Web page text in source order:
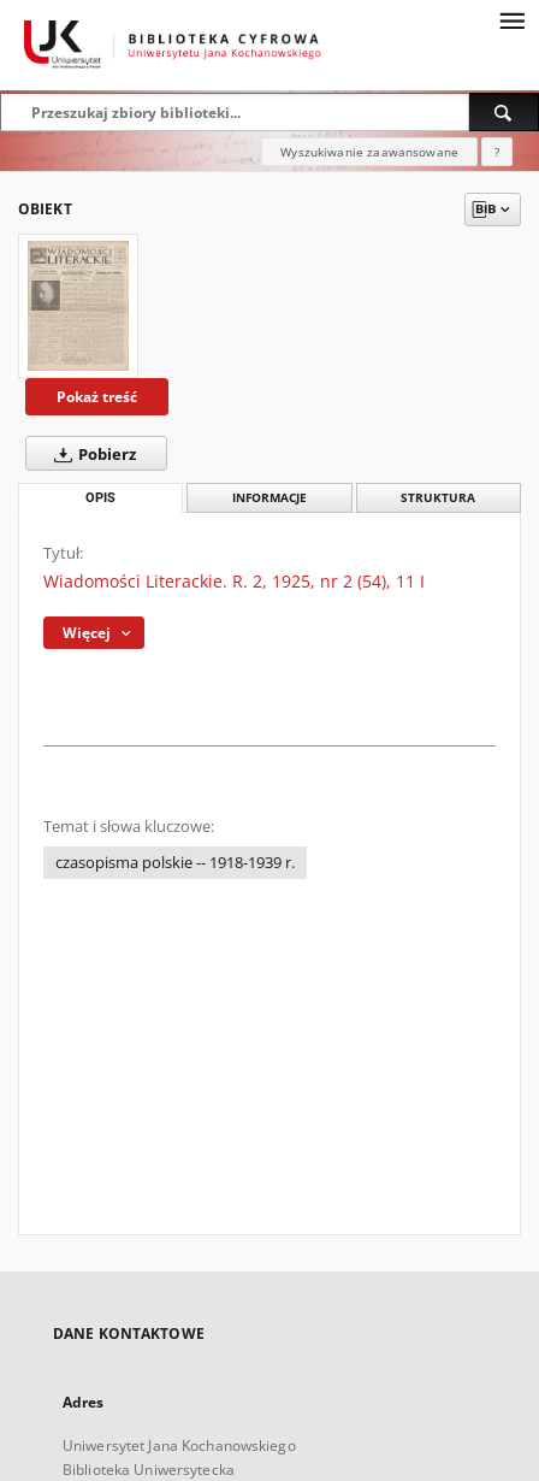
Wyszukiwanie zaawansowane ?
OBIEKT
Pokaż treść
Pobierz
OPIS INFORMACJE STRUKTURA
Tytuł:
Wiadomości Literackie. R. 2, 1925, nr 2 (54), 11 I
Więcej
Temat i słowa kluczowe:
czasopisma polskie -- 1918-1939 r.
DANE KONTAKTOWE
Adres
Uniwersytet Jana Kochanowskiego
Biblioteka Uniwersytecka